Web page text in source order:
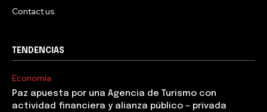
Contact us
TENDENCIAS
Economía
Paz apuesta por una Agencia de Turismo con
actividad financiera y alianza público – privada